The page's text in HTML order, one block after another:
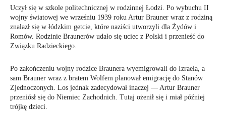
Uczył się w szkole politechnicznej w rodzinnej Łodzi. Po wybuchu II
wojny światowej we wrześniu 1939 roku Artur Brauner wraz z rodziną
znalazł się w łódzkim getcie, które naziści utworzyli dla Żydów i
Romów. Rodzinie Braunerów udało się uciec z Polski i przenieść do
Związku Radzieckiego.
Po zakończeniu wojny rodzice Braunera wyemigrowali do Izraela, a
sam Brauner wraz z bratem Wolfem planował emigrację do Stanów
Zjednoczonych. Los jednak zadecydował inaczej — Artur Brauner
przeniósł się do Niemiec Zachodnich. Tutaj ożenił się i miał później
trójkę dzieci.